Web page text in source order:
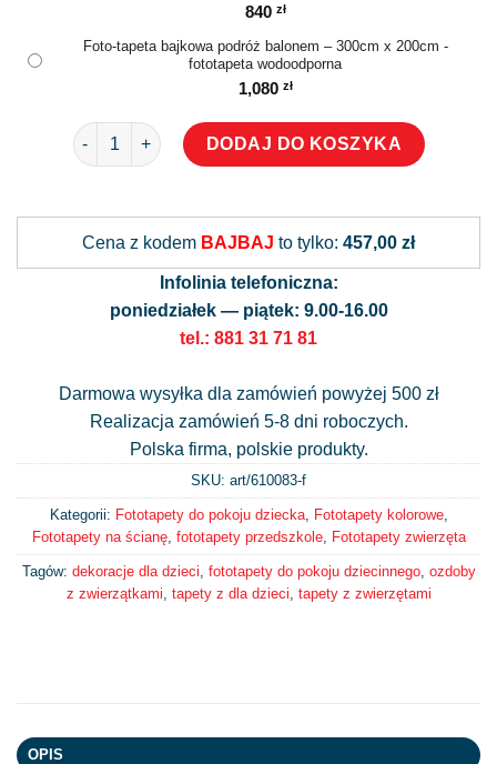
840 zł
Foto-tapeta bajkowa podróż balonem – 300cm x 200cm -
fototapeta wodoodporna
1,080 zł
ilość Foto-tapeta bajkowa podróż balonem
DODAJ DO KOSZYKA
Cena z kodem BAJBAJ to tylko: 457,00 zł
Infolinia telefoniczna:
poniedziałek — piątek: 9.00-16.00
tel.: 881 31 71 81
Darmowa wysyłka dla zamówień powyżej 500 zł
Realizacja zamówień 5-8 dni roboczych.
Polska firma, polskie produkty.
SKU: art/610083-f
Kategorii: Fototapety do pokoju dziecka, Fototapety kolorowe,
Fototapety na ścianę, fototapety przedszkole, Fototapety zwierzęta
Tagów: dekoracje dla dzieci fototapety do pokoju dziecinnego, ozdoby
z zwierzątkami tapety z dla dzieci tapety z zwierzętami
OPIS